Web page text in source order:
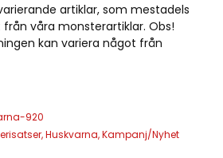
artiklar, som mestadels
våra monsterartiklar. Obs!
kan variera något från
920
,Huskvarna,Kampanj/Nyhet